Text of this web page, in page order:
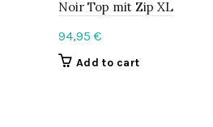
Noir Top mit Zip XL
94,95 €
Add to cart